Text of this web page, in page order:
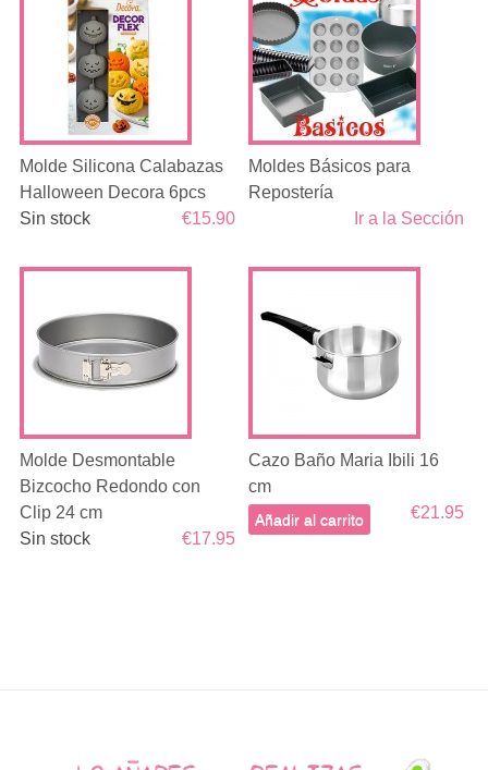
Molde Silicona Calabazas
Halloween Decora 6pcs
€15.90
Sin stock
Moldes Básicos para
Repostería
Ir a la Sección
Molde Desmontable
Bizcocho Redondo con
Clip 24 cm
€17.95
Sin stock
Cazo Baño Maria Ibili 16
cm
€21.95
Añadir al carrito